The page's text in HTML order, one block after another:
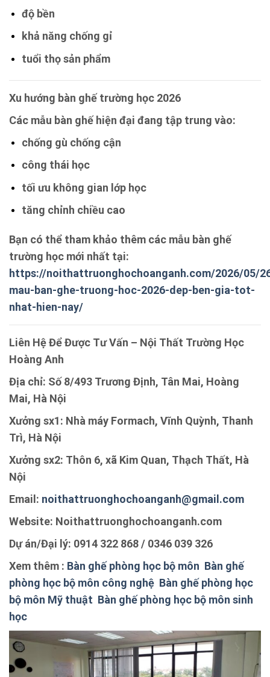
độ bền
khả năng chống gỉ
tuổi thọ sản phẩm
Xu hướng bàn ghế trường học 2026
Các mẫu bàn ghế hiện đại đang tập trung vào:
chống gù chống cận
công thái học
tối ưu không gian lớp học
tăng chỉnh chiều cao
Bạn có thể tham khảo thêm các mẫu bàn ghế
trường học mới nhất tại:
https://noithattruonghochoanganh.com/2026/05/
mau-ban-ghe-truong-hoc-2026-dep-ben-gia-tot-
nhat-hien-nay/
Liên Hệ Để Được Tư Vấn – Nội Thất Trường Học
Hoàng Anh
Địa chỉ: Số 8/493 Trương Định, Tân Mai, Hoàng
Mai, Hà Nội
Xưởng sx1: Nhà máy Formach, Vĩnh Quỳnh, Thanh
Trì, Hà Nội
Xưởng sx2: Thôn 6, xã Kim Quan, Thạch Thất, Hà
Nội
Email: noithattruonghochoanganh@gmail.com
Website: Noithattruonghochoanganh.com
Dự án/Đại lý: 0914 322 868 / 0346 039 326
Xem thêm : Bàn ghế phòng học bộ môn Bàn ghế
phòng học bộ môn công nghệ Bàn ghế phòng học
bộ môn Mỹ thuật Bàn ghế phòng học bộ môn sinh
học